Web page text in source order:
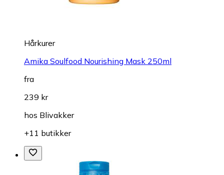
Hårkurer
Amika Soulfood Nourishing Mask 250ml
fra
239 kr
hos Blivakker
+11 butikker